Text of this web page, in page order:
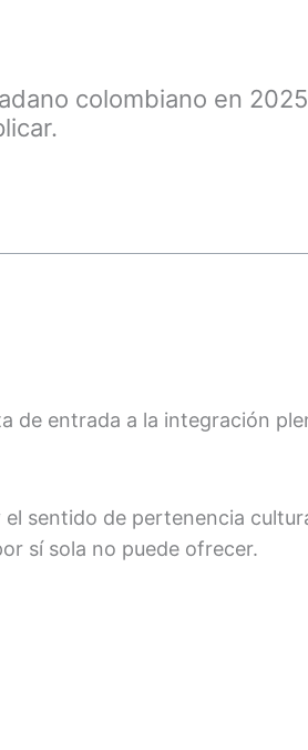
colombiano en
de entrada a la integración
sentido de pertenencia
sí sola no puede ofrecer.